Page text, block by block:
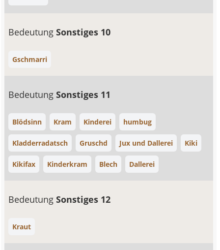
BedeutungSonstiges 10
Gschmarri
BedeutungSonstiges 11
Blödsinn Kram Kinderei humbug
Kladderradatsch Gruschd Jux und Dallerei Kiki
Kikifax Kinderkram Blech Dallerei
BedeutungSonstiges 12
Kraut